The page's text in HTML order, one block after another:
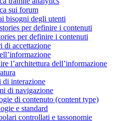
sui forum
bisogni degli utenti
per definire i contenuti
per definire i contenuti
di accettazione
l’architettura dell’informazione
di interazione
di navigazione
di contenuto (content type)
e standard
controllati e tassonomie